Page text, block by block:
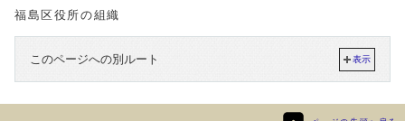
福島区役所の組織
このページへの別ルート 表示